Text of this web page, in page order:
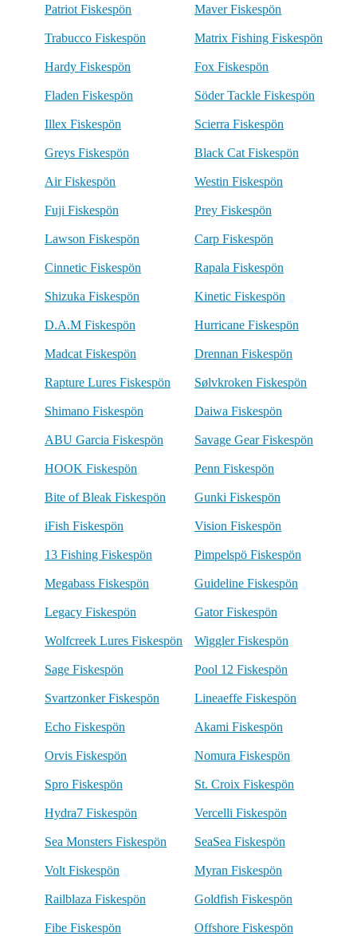
Patriot Fiskespön Maver Fiskespön
Trabucco Fiskespön Matrix Fishing Fiskespön
Hardy Fiskespön Fox Fiskespön
Fladen Fiskespön Söder Tackle Fiskespön
Illex Fiskespön Scierra Fiskespön
Greys Fiskespön Black Cat Fiskespön
Air Fiskespön Westin Fiskespön
Fuji Fiskespön Prey Fiskespön
Lawson Fiskespön Carp Fiskespön
Cinnetic Fiskespön Rapala Fiskespön
Shizuka Fiskespön Kinetic Fiskespön
D.A.M Fiskespön Hurricane Fiskespön
Madcat Fiskespön Drennan Fiskespön
Rapture Lures Fiskespön Sølvkroken Fiskespön
Shimano Fiskespön Daiwa Fiskespön
ABU Garcia Fiskespön Savage Gear Fiskespön
HOOK Fiskespön Penn Fiskespön
Bite of Bleak Fiskespön Gunki Fiskespön
iFish Fiskespön Vision Fiskespön
13 Fishing Fiskespön Pimpelspö Fiskespön
Megabass Fiskespön Guideline Fiskespön
Legacy Fiskespön Gator Fiskespön
Wolfcreek Lures Fiskespön Wiggler Fiskespön
Sage Fiskespön Pool 12 Fiskespön
Svartzonker Fiskespön Lineaeffe Fiskespön
Echo Fiskespön Akami Fiskespön
Orvis Fiskespön Nomura Fiskespön
Spro Fiskespön St. Croix Fiskespön
Hydra7 Fiskespön Vercelli Fiskespön
Sea Monsters Fiskespön SeaSea Fiskespön
Volt Fiskespön Myran Fiskespön
Railblaza Fiskespön Goldfish Fiskespön
Fibe Fiskespön Offshore Fiskespön